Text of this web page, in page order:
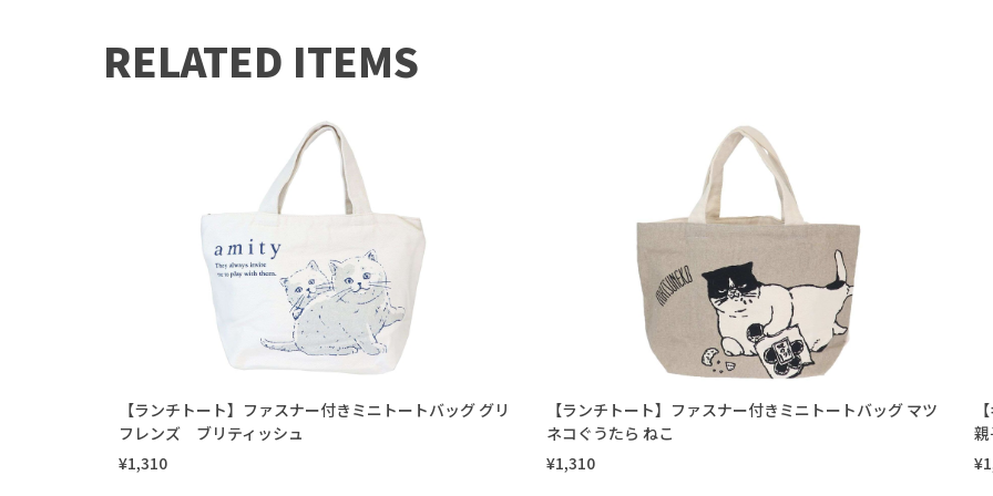
RELATED ITEMS
【ランチトート】ファスナー付きミニトートバッグ グリ
フレンズ ブリティッシュ
¥1,310
【ランチトート】ファスナー付きミニトートバッグ マツ
ネコぐうたら ねこ
¥1,310